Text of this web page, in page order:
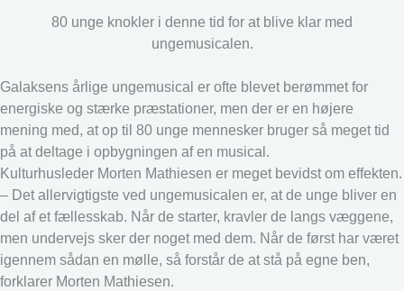
80 unge knokler i denne tid for at blive klar med
ungemusicalen.
Galaksens årlige ungemusical er ofte blevet berømmet for
energiske og stærke præstationer, men der er en højere
mening med, at op til 80 unge mennesker bruger så meget tid
på at deltage i opbygningen af en musical.
Kulturhusleder Morten Mathiesen er meget bevidst om effekten.
– Det allervigtigste ved ungemusicalen er, at de unge bliver en
del af et fællesskab. Når de starter, kravler de langs væggene,
men undervejs sker der noget med dem. Når de først har været
igennem sådan en mølle, så forstår de at stå på egne ben,
forklarer Morten Mathiesen.